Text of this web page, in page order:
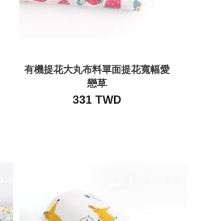
有機提花大丸布料單面提花寬幅愛
戀草
331 TWD